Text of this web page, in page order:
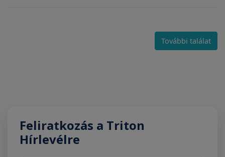
További találat
Feliratkozás a Triton
Hírlevélre